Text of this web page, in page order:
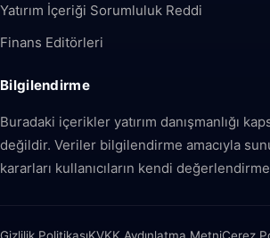
Yatırım İçeriği Sorumluluk Reddi
Finans Editörleri
Bilgilendirme
Buradaki içerikler yatırım danışmanlığı
değildir. Veriler bilgilendirme amacıyla
kararları kullanıcıların kendi